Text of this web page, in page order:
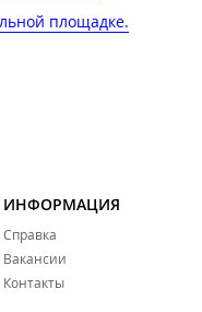
площадке​.
комплексы.
ИНФОРМАЦИЯ
Справка
Вакансии
Контакты